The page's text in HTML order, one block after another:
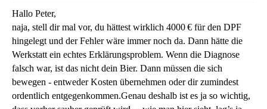
Hallo Peter,
naja, stell dir mal vor, du hättest wirklich 4000 € für den DPF
hingelegt und der Fehler wäre immer noch da. Dann hätte die
Werkstatt ein echtes Erklärungsproblem. Wenn die Diagnose
falsch war, ist das nicht dein Bier. Dann müssen die sich
bewegen - entweder Kosten übernehmen oder dir zumindest
ordentlich entgegenkommen.Genau deshalb ist es ja so wichtig,